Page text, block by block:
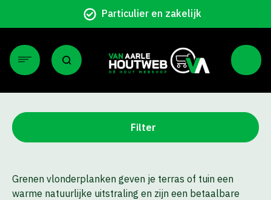
Particulier en zakelijk
Filter
Grenen vlonderplanken geven je terras of tuin een
warme natuurlijke uitstraling en zijn een betaalbare